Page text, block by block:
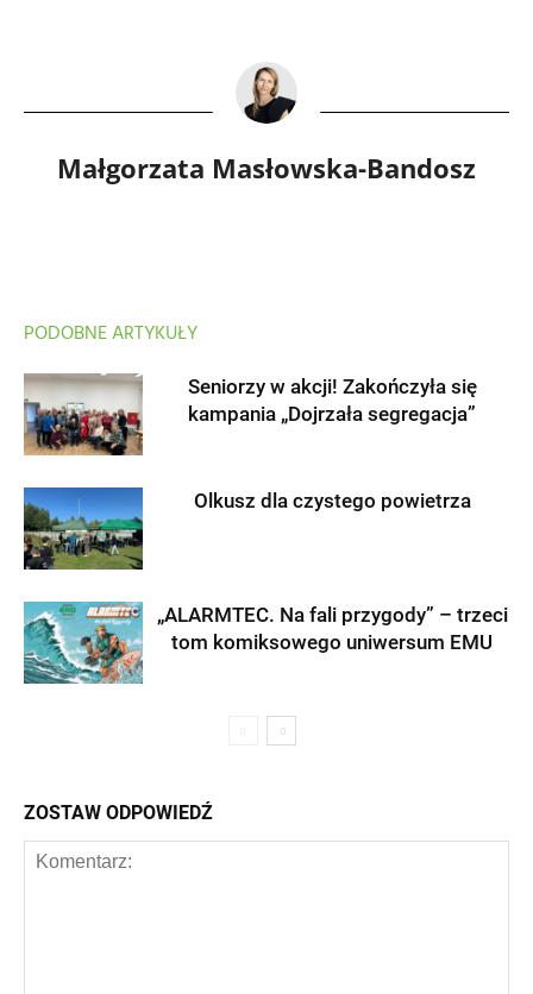
Małgorzata Masłowska-Bandosz
PODOBNE ARTYKUŁY
Seniorzy w akcji! Zakończyła się
kampania „Dojrzała segregacja”
Olkusz dla czystego powietrza
„ALARMTEC. Na fali przygody” – trzeci
tom komiksowego uniwersum EMU
ZOSTAW ODPOWIEDŹ